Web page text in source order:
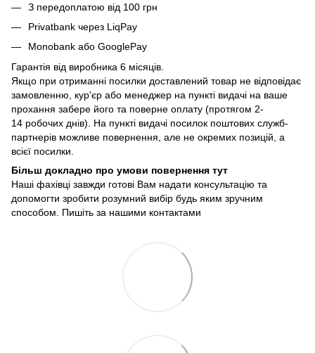
З передоплатою від 100 грн
Privatbank через LiqPay
Monobank або GooglePay
Гарантія від виробника 6 місяців.
Якщо при отриманні посилки доставлений товар не відповідає
замовленню, кур'єр або менеджер на пункті видачі на ваше
прохання забере його та поверне оплату (протягом 2-
14 робочих днів). На пункті видачі посилок поштових служб-
партнерів можливе повернення, але не окремих позицій, а
всієї посилки.
Більш докладно про умови повернення тут
Наші фахівці завжди готові Вам надати консультацію та
допомогти зробити розумний вибір будь яким зручним
способом. Пишіть за нашими контактами